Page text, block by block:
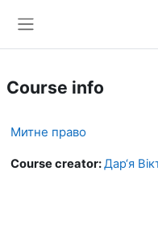
Course info
Митне право
Course creator:Дар‘я